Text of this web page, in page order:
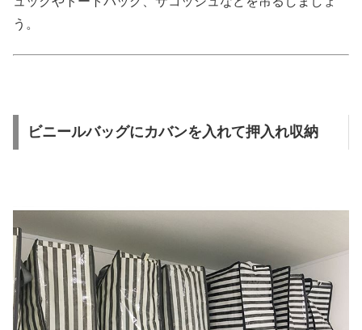
う。
ビニールバッグにカバンを入れて押入れ収納